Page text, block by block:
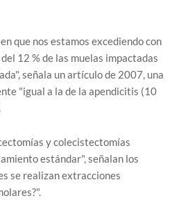
que nos estamos excediendo con
12 % de las muelas impactadas
señala un artículo de 2007, una
"igual a la de la apendicitis (10
y colecistectomías
estándar", señalan los
se realizan extracciones